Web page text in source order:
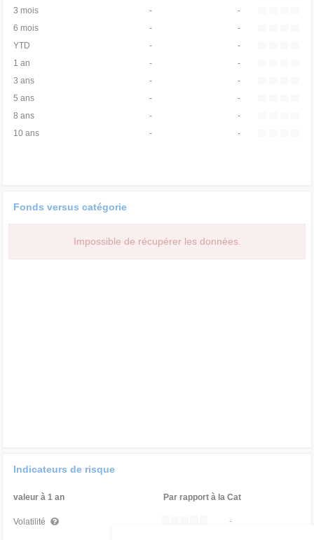
3 mois
-
-
6 mois
-
-
YTD
-
-
1 an
-
-
3 ans
-
-
5 ans
-
-
8 ans
-
-
10 ans
- -
Fonds versus catégorie
Impossible de récupérer les données.
Indicateurs de risque
valeur à 1 an Par rapport à la Cat
Volatilité -